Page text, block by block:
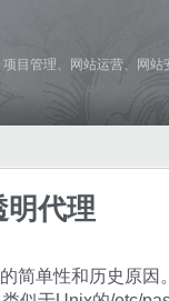
项目管理、网站运营、网
代理
简单性和历史原因